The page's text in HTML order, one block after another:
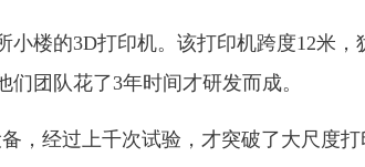
小楼的3D打印机。该打印机跨度12米，
团队花了3年时间才研发而成。
，经过上千次试验，才突破了大尺度打